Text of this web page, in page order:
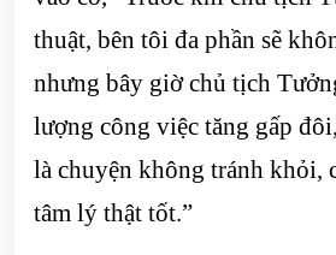
thuật, bên tôi đa phần sẽ
nhưng bây giờ chủ tịch
lượng công việc tăng gấp
là chuyện không tránh khỏi,
tâm lý thật tốt.”